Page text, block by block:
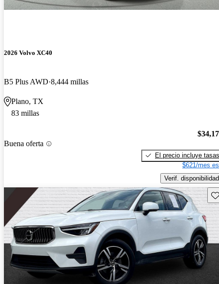
2026 Volvo XC40
B5 Plus AWD 8,444 millas
Plano, TX
83 millas
Buena oferta
El precio incluye tasas
$621/mes
Verif. disponibilidad